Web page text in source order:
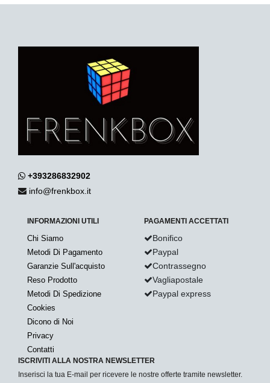
+393286832902
info@frenkbox.it
INFORMAZIONI UTILI
Chi Siamo
Metodi Di Pagamento
Garanzie Sull'acquisto
Reso Prodotto
Metodi Di Spedizione
Cookies
Dicono di Noi
Privacy
Contatti
PAGAMENTI ACCETTATI
Bonifico
Paypal
Contrassegno
Vagliapostale
Paypal express
ISCRIVITI ALLA NOSTRA NEWSLETTER
Inserisci la tua E-mail per ricevere le nostre offerte tramite newsletter.